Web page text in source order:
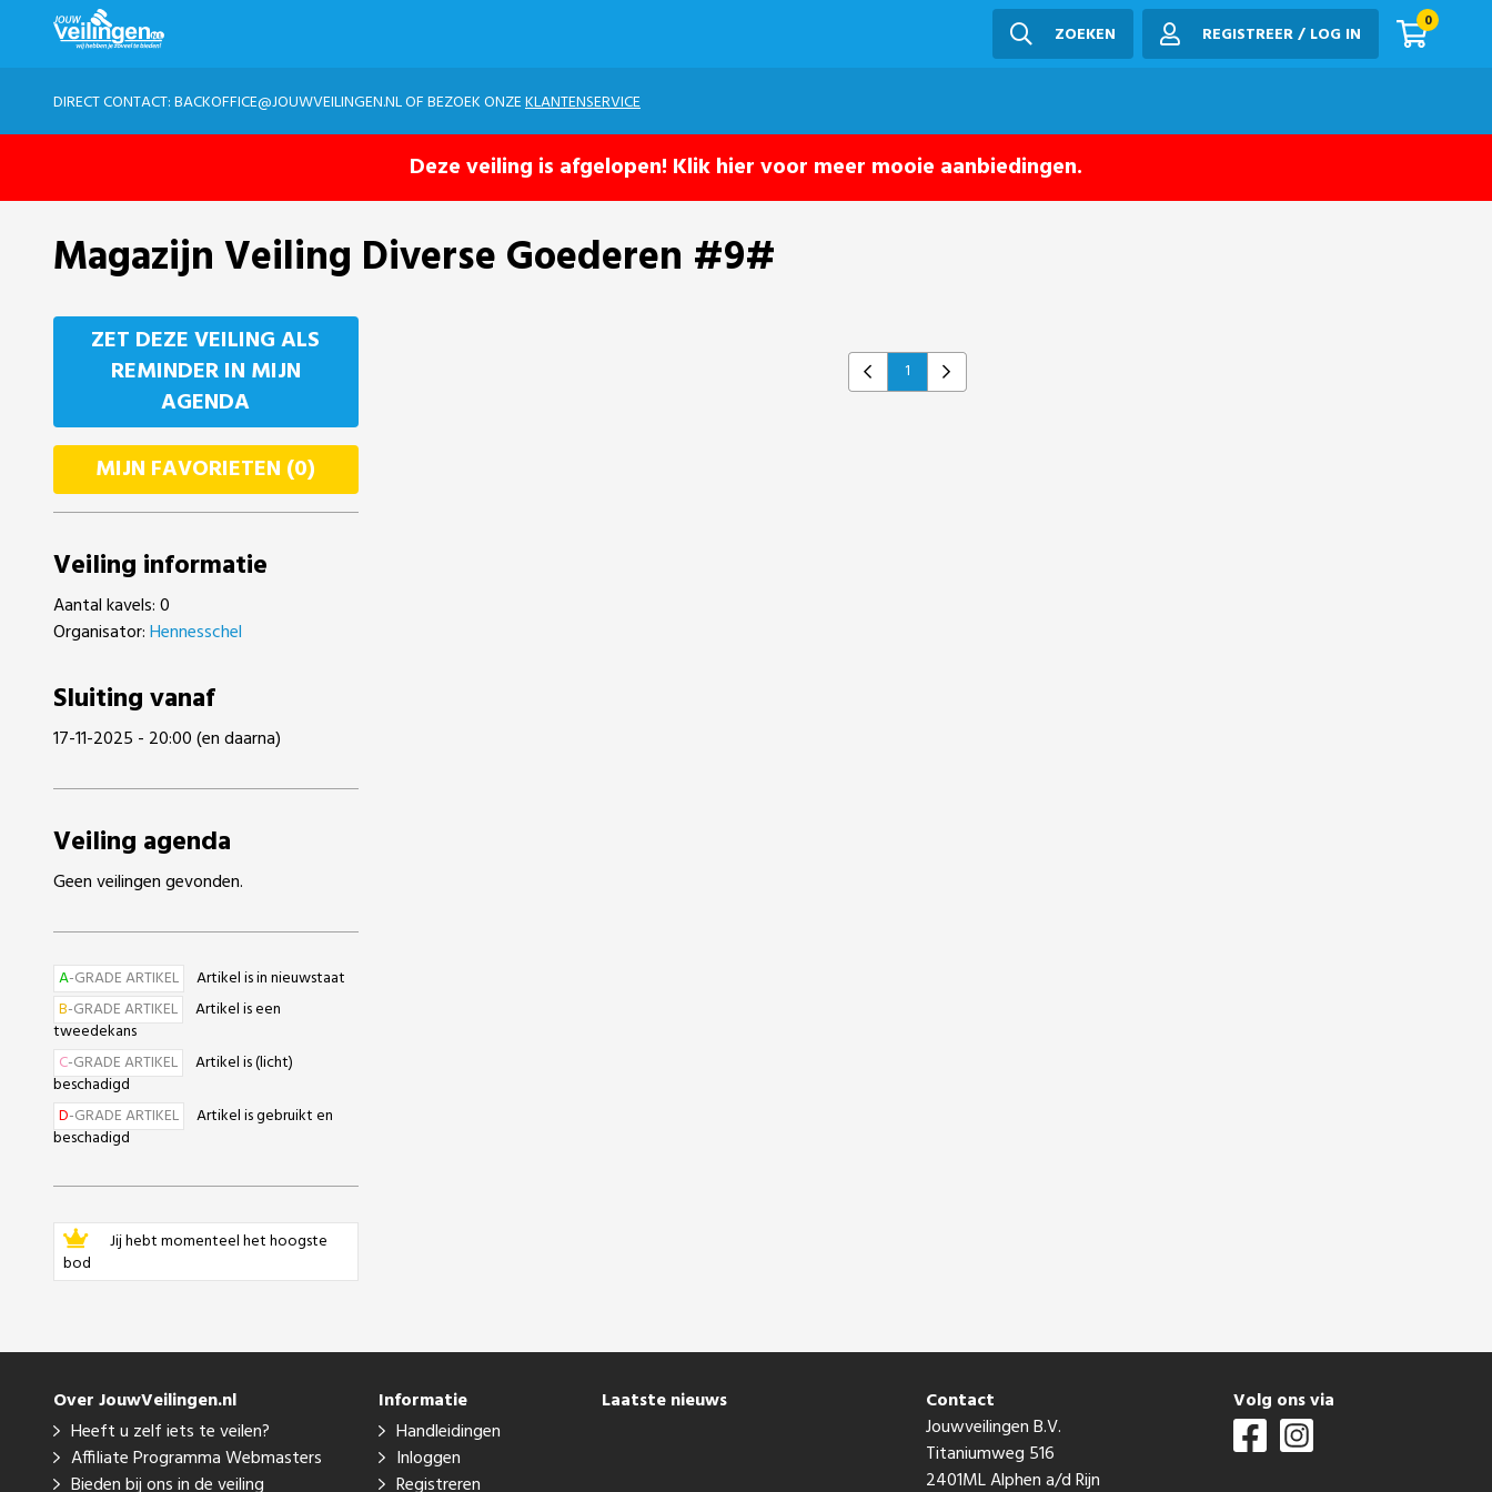
ZOEKEN REGISTREER / LOG IN
0
DIRECT CONTACT:BACKOFFICE@JOUWVEILINGEN.NLOF BEZOEK ONZEKLANTENSERVICE
Deze veiling is afgelopen! Klik hier voor meer mooie aanbiedingen.
Magazijn Veiling Diverse Goederen #9#
ZET DEZE VEILING ALS
REMINDER IN MIJN
AGENDA
MIJN FAVORIETEN (0)
Veiling informatie
Aantal kavels: 0
Organisator:Hennesschel
Sluiting vanaf
17-11-2025 - 20:00 (en daarna)
Veiling agenda
Geen veilingen gevonden.
A-GRADE ARTIKEL
Artikel is in nieuwstaat
B-GRADE ARTIKEL
Artikel is een
tweedekans
C-GRADE ARTIKEL
Artikel is (licht)
beschadigd
D-GRADE ARTIKEL
Artikel is gebruikt en
beschadigd
Jij hebt momenteel het hoogste
bod
Previous
1 Next
Over JouwVeilingen.nl
Heeft u zelf iets te veilen?
Affiliate Programma Webmasters
Bieden bij ons in de veiling
Informatie
Handleidingen
Inloggen
Registreren
Laatste nieuws
Contact
Jouwveilingen B.V.
Titaniumweg 516
2401ML Alphen a/d Rijn
Volg ons via